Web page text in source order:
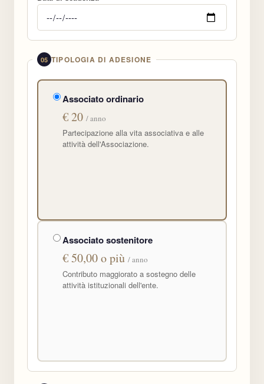
05 TIPOLOGIA DI ADESIONE
Associato ordinario
€ 20 / anno
Partecipazione alla vita associativa e alle
attività dell'Associazione.
Associato sostenitore
€ 50,00 o più / anno
Contributo maggiorato a sostegno delle
attività istituzionali dell'ente.